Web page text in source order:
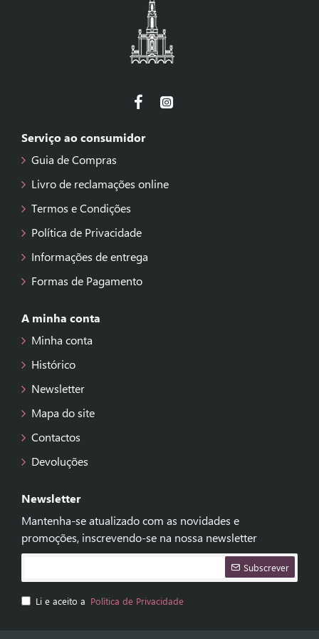
Serviço ao consumidor
Guia de Compras
Livro de reclamações online
Termos e Condições
Política de Privacidade
Informações de entrega
Formas de Pagamento
A minha conta
Minha conta
Histórico
Newsletter
Mapa do site
Contactos
Devoluções
Newsletter
Mantenha-se atualizado com as novidades e
promoções, inscrevendo-se na nossa newsletter
Subscrever
Li e aceito a Política de Privacidade